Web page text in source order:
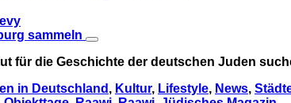
für die Geschichte der deutschen Juden
in Deutschland , Kultur, Lifestyle, News,